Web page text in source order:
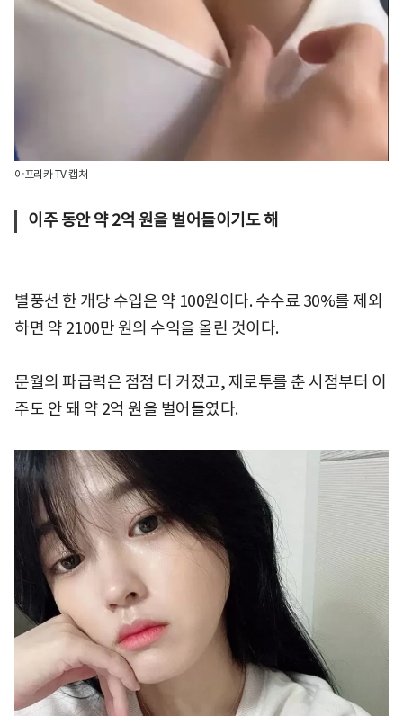
아프리카 TV 캡처
이주 동안 약 2억 원을 벌어들이기도 해
별풍선 한 개당 수입은 약 100원이다. 수수료 30%를 제외
하면 약 2100만 원의 수익을 올린 것이다.
문월의 파급력은 점점 더 커졌고, 제로투를 춘 시점부터 이
주도 안 돼 약 2억 원을 벌어들였다.